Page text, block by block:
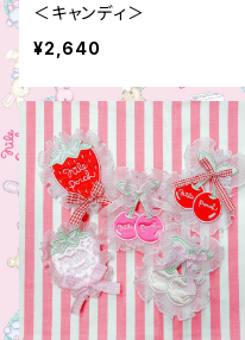
＜キャンディ＞
¥2,640